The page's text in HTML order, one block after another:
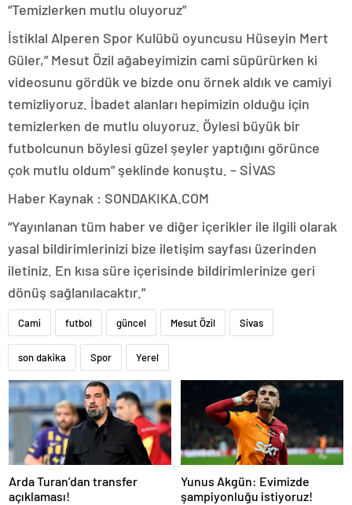
“Temizlerken mutlu oluyoruz”
İstiklal Alperen Spor Kulübü oyuncusu Hüseyin Mert
Güler,” Mesut Özil ağabeyimizin cami süpürürken ki
videosunu gördük ve bizde onu örnek aldık ve camiyi
temizliyoruz. İbadet alanları hepimizin olduğu için
temizlerken de mutlu oluyoruz. Öylesi büyük bir
futbolcunun böylesi güzel şeyler yaptığını görünce
çok mutlu oldum” şeklinde konuştu. – SİVAS
Haber Kaynak : SONDAKIKA.COM
“Yayınlanan tüm haber ve diğer içerikler ile ilgili olarak
yasal bildirimlerinizi bize iletişim sayfası üzerinden
iletiniz. En kısa süre içerisinde bildirimlerinize geri
dönüş sağlanılacaktır.”
Cami futbol güncel Mesut Özil Sivas
son dakika Spor Yerel
Arda Turan’dan transfer
açıklaması!
Yunus Akgün: Evimizde
şampiyonluğu istiyoruz!